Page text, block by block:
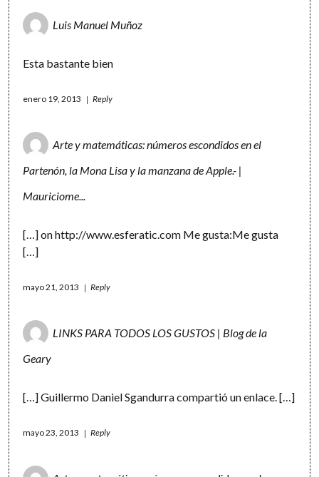
Luis Manuel Muñoz
Esta bastante bien
enero 19, 2013 Reply
Arte y matemáticas: números escondidos en el
Partenón, la Mona Lisa y la manzana de Apple.- |
Mauriciome...
[…] onhttp://www.esferatic.com Me gusta:Me gusta
[…]
mayo 21, 2013 Reply
LINKS PARA TODOS LOS GUSTOS | Blog de la
Geary
[…] Guillermo Daniel Sgandurra compartió un enlace. […]
mayo 23, 2013 Reply